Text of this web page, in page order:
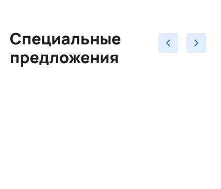
Специальные
предложения